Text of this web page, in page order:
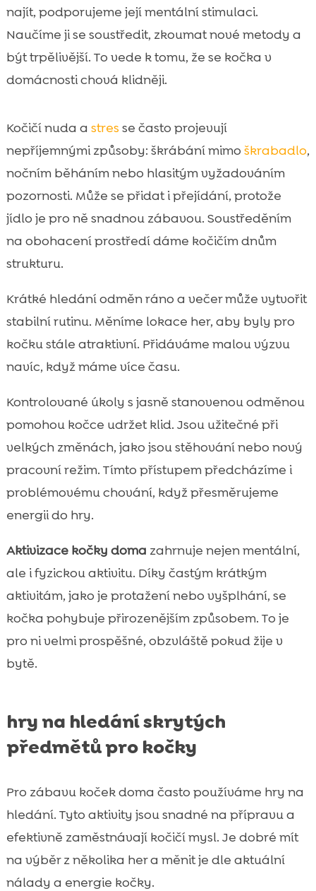
najít, podporujeme její mentální stimulaci.
Naučíme ji se soustředit, zkoumat nové metody a
být trpělivější. To vede k tomu, že se kočka v
domácnosti chová klidněji.
Kočičí nuda a stres se často projevují
nepříjemnými způsoby: škrábání mimo škrabadlo,
nočním běháním nebo hlasitým vyžadováním
pozornosti. Může se přidat i přejídání, protože
jídlo je pro ně snadnou zábavou. Soustředěním
na obohacení prostředí dáme kočičím dnům
strukturu.
Krátké hledání odměn ráno a večer může vytvořit
stabilní rutinu. Měníme lokace her, aby byly pro
kočku stále atraktivní. Přidáváme malou výzvu
navíc, když máme více času.
Kontrolované úkoly s jasně stanovenou odměnou
pomohou kočce udržet klid. Jsou užitečné při
velkých změnách, jako jsou stěhování nebo nový
pracovní režim. Tímto přístupem předcházíme i
problémovému chování, když přesměrujeme
energii do hry.
Aktivizace kočky doma zahrnuje nejen mentální,
ale i fyzickou aktivitu. Díky častým krátkým
aktivitám, jako je protažení nebo vyšplhání, se
kočka pohybuje přirozenějším způsobem. To je
pro ni velmi prospěšné, obzvláště pokud žije v
bytě.
hry na hledání skrytých
předmětů pro kočky
Pro zábavu koček doma často používáme hry na
hledání. Tyto aktivity jsou snadné na přípravu a
efektivně zaměstnávají kočičí mysl. Je dobré mít
na výběr z několika her a měnit je dle aktuální
nálady a energie kočky.